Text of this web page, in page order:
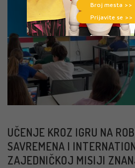
UČENJE KROZ IGRU NA
SAVREMENA I
ZAJEDNIČKOJ MISIJI
Broj mesta >>
Prijavite se >>